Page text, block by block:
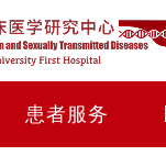
患者服务